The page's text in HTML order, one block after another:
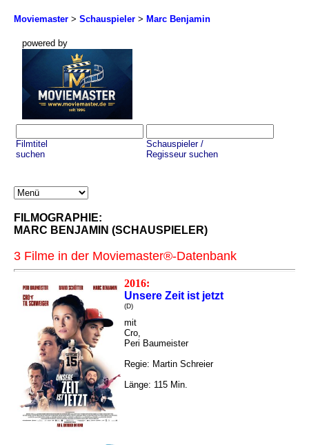
Moviemaster > Schauspieler > Marc Benjamin
powered by
Filmtitel
suchen
Schauspieler /
Regisseur suchen
FILMOGRAPHIE:
MARC BENJAMIN (SCHAUSPIELER)
3 Filme in der Moviemaster®-Datenbank
2016:
Unsere Zeit ist jetzt
(D)
mit
Cro,
Peri Baumeister
Regie: Martin Schreier
Länge: 115 Min.